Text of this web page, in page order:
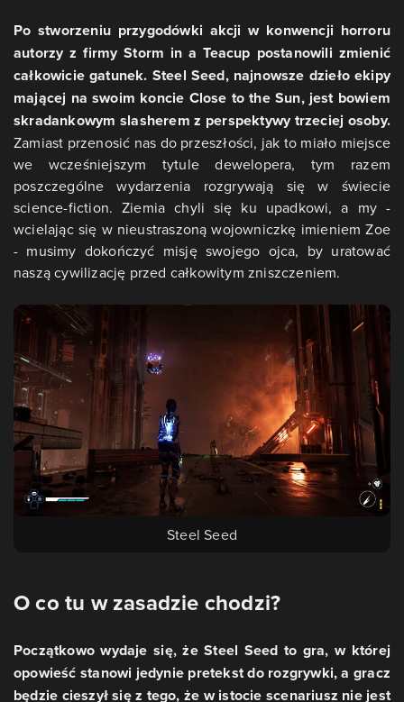
Po stworzeniu przygodówki akcji w konwencji horroru
autorzy z firmy Storm in a Teacup postanowili zmienić
całkowicie gatunek. Steel Seed, najnowsze dzieło ekipy
mającej na swoim koncie Close to the Sun, jest bowiem
skradankowym slasherem z perspektywy trzeciej osoby.
Zamiast przenosić nas do przeszłości, jak to miało miejsce
we wcześniejszym tytule dewelopera, tym razem
poszczególne wydarzenia rozgrywają się w świecie
science-fiction. Ziemia chyli się ku upadkowi, a my -
wcielając się w nieustraszoną wojowniczkę imieniem Zoe
- musimy dokończyć misję swojego ojca, by uratować
naszą cywilizację przed całkowitym zniszczeniem.
Steel Seed
O co tu w zasadzie chodzi?
Początkowo wydaje się, że Steel Seed to gra, w której
opowieść stanowi jedynie pretekst do rozgrywki, a gracz
będzie cieszył się z tego, że w istocie scenariusz nie jest